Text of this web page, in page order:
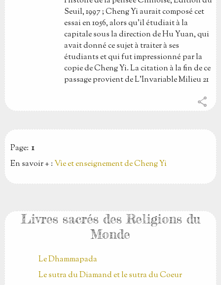
Seuil, 1997 ; Cheng Yi aurait composé cet
essai en 1056, alors qu'il étudiait à la
capitale sous la direction de Hu Yuan, qui
avait donné ce sujet à traiter à ses
étudiants et qui fut impressionné par la
copie de Cheng Yi. La citation à la fin de ce
passage provient de L'Invariable Milieu 21
share
Page: 1
En savoir + :Vie et enseignement de Cheng Yi
Livres sacrés des Religions du
Monde
Le Dhammapada
Le sutra du Diamand et le sutra du Coeur